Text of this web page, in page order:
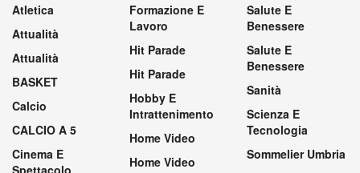
Atletica
Attualità
Attualità
BASKET
Calcio
CALCIO A 5
Cinema E
Spettacolo
Formazione E
Lavoro
Hit Parade
Hit Parade
Hobby E
Intrattenimento
Home Video
Home Video
Salute E
Benessere
Salute E
Benessere
Sanità
Scienza E
Tecnologia
Sommelier Umbria